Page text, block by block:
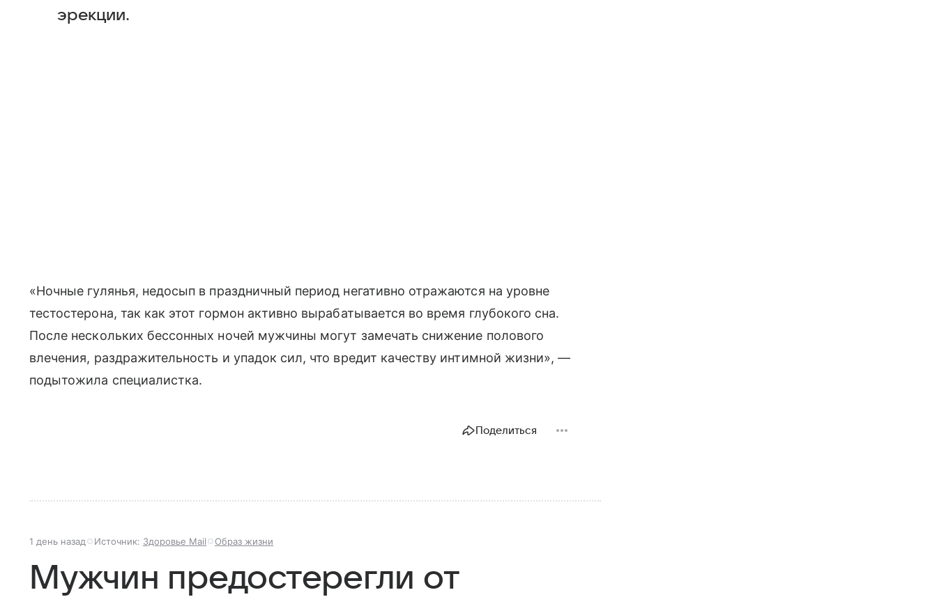
эрекции.
«Ночные гулянья, недосып в праздничный период негативно отражаются на уровне
тестостерона, так как этот гормон активно вырабатывается во время глубокого сна.
После нескольких бессонных ночей мужчины могут замечать снижение полового
влечения, раздражительность и упадок сил, что вредит качеству интимной жизни», —
подытожила специалистка.
Поделиться
1 день назад Источник: Здоровье Mail Образ жизни
Мужчин предостерегли от